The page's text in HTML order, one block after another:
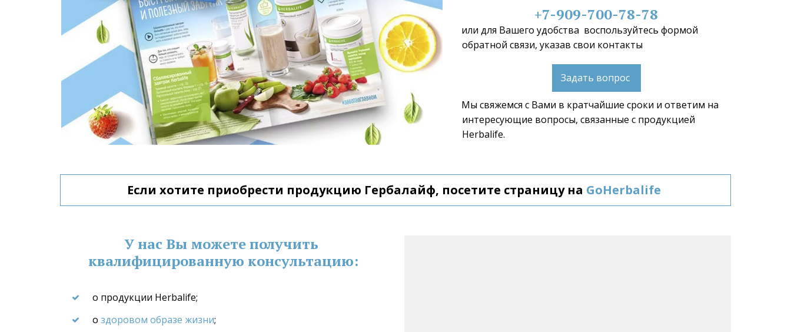
+7-909-700-78-78
или для Вашего удобства  воспользуйтесь формой
обратной связи, указав свои контакты
Задать вопрос
Мы свяжемся с Вами в кратчайшие сроки и ответим на
интересующие вопросы, связанные с продукцией
Herbalife.
Если хотите приобрести продукцию Гербалайф, посетите страницу на GoHerbalife
У нас Вы можете получить
квалифицированную консультацию:
о продукции Herbalife;
о здоровом образе жизни;